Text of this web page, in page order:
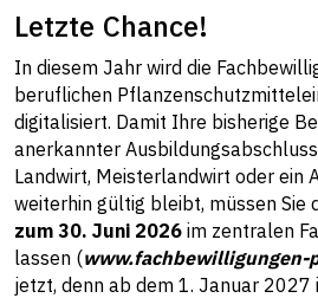
Letzte Chance!
In diesem Jahr wird die
beruflichen
digitalisiert. Damit Ihre bisherige
anerkannter
Landwirt, Meisterlandwirt oder ein
weiterhin gültig bleibt, müssen Sie
zum 30. Juni 2026 im zentralen
lassen (www.fachbewilligungen-
jetzt, denn ab dem 1. Januar 2027